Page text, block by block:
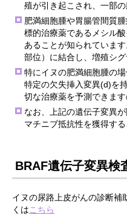
殖が引き起こされ、一部
肥満細胞腫や胃腸管間質
標的治療薬であるメシル
あることが知られていま
部位）に結合し、増殖シ
特にイヌの肥満細胞腫の
特定の欠失挿入変異(d)を
切な治療薬を予測できま
なお、上記の遺伝子変異
マチニブ抵抗性を獲得する
BRAF遺伝子変異検
イヌの尿路上皮がんの診断補
くはこちら